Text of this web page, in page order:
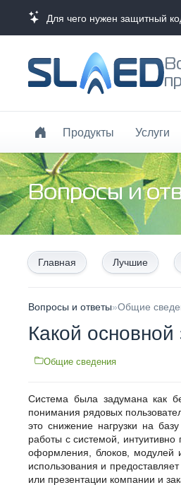
Для чего нужен защитный
Продукты Услуги
Вопросы и
Главная Лучшие
Вопросы и ответы»Общие
Какой
Общие сведения
Система была задумана как
понимания рядовых
это снижение нагрузки на
работы с системой,
оформления, блоков, модулей
использования и
или презентации компании и